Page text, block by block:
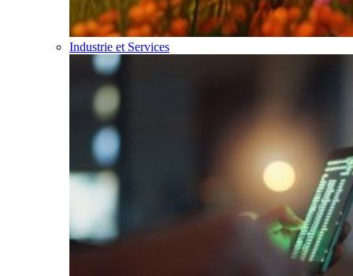
Industrie et Services